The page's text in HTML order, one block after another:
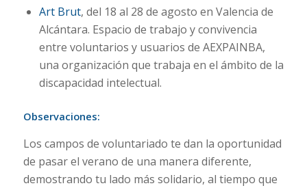
Art Brut, del 18 al 28 de agosto en Valencia de
Alcántara. Espacio de trabajo y convivencia
entre voluntarios y usuarios de AEXPAINBA,
una organización que trabaja en el ámbito de la
discapacidad intelectual.
Observaciones:
Los campos de voluntariado te dan la oportunidad
de pasar el verano de una manera diferente,
demostrando tu lado más solidario, al tiempo que